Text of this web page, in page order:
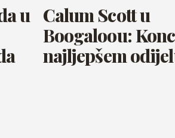
u Calum Scott u
Boogaloou:
najljepšem